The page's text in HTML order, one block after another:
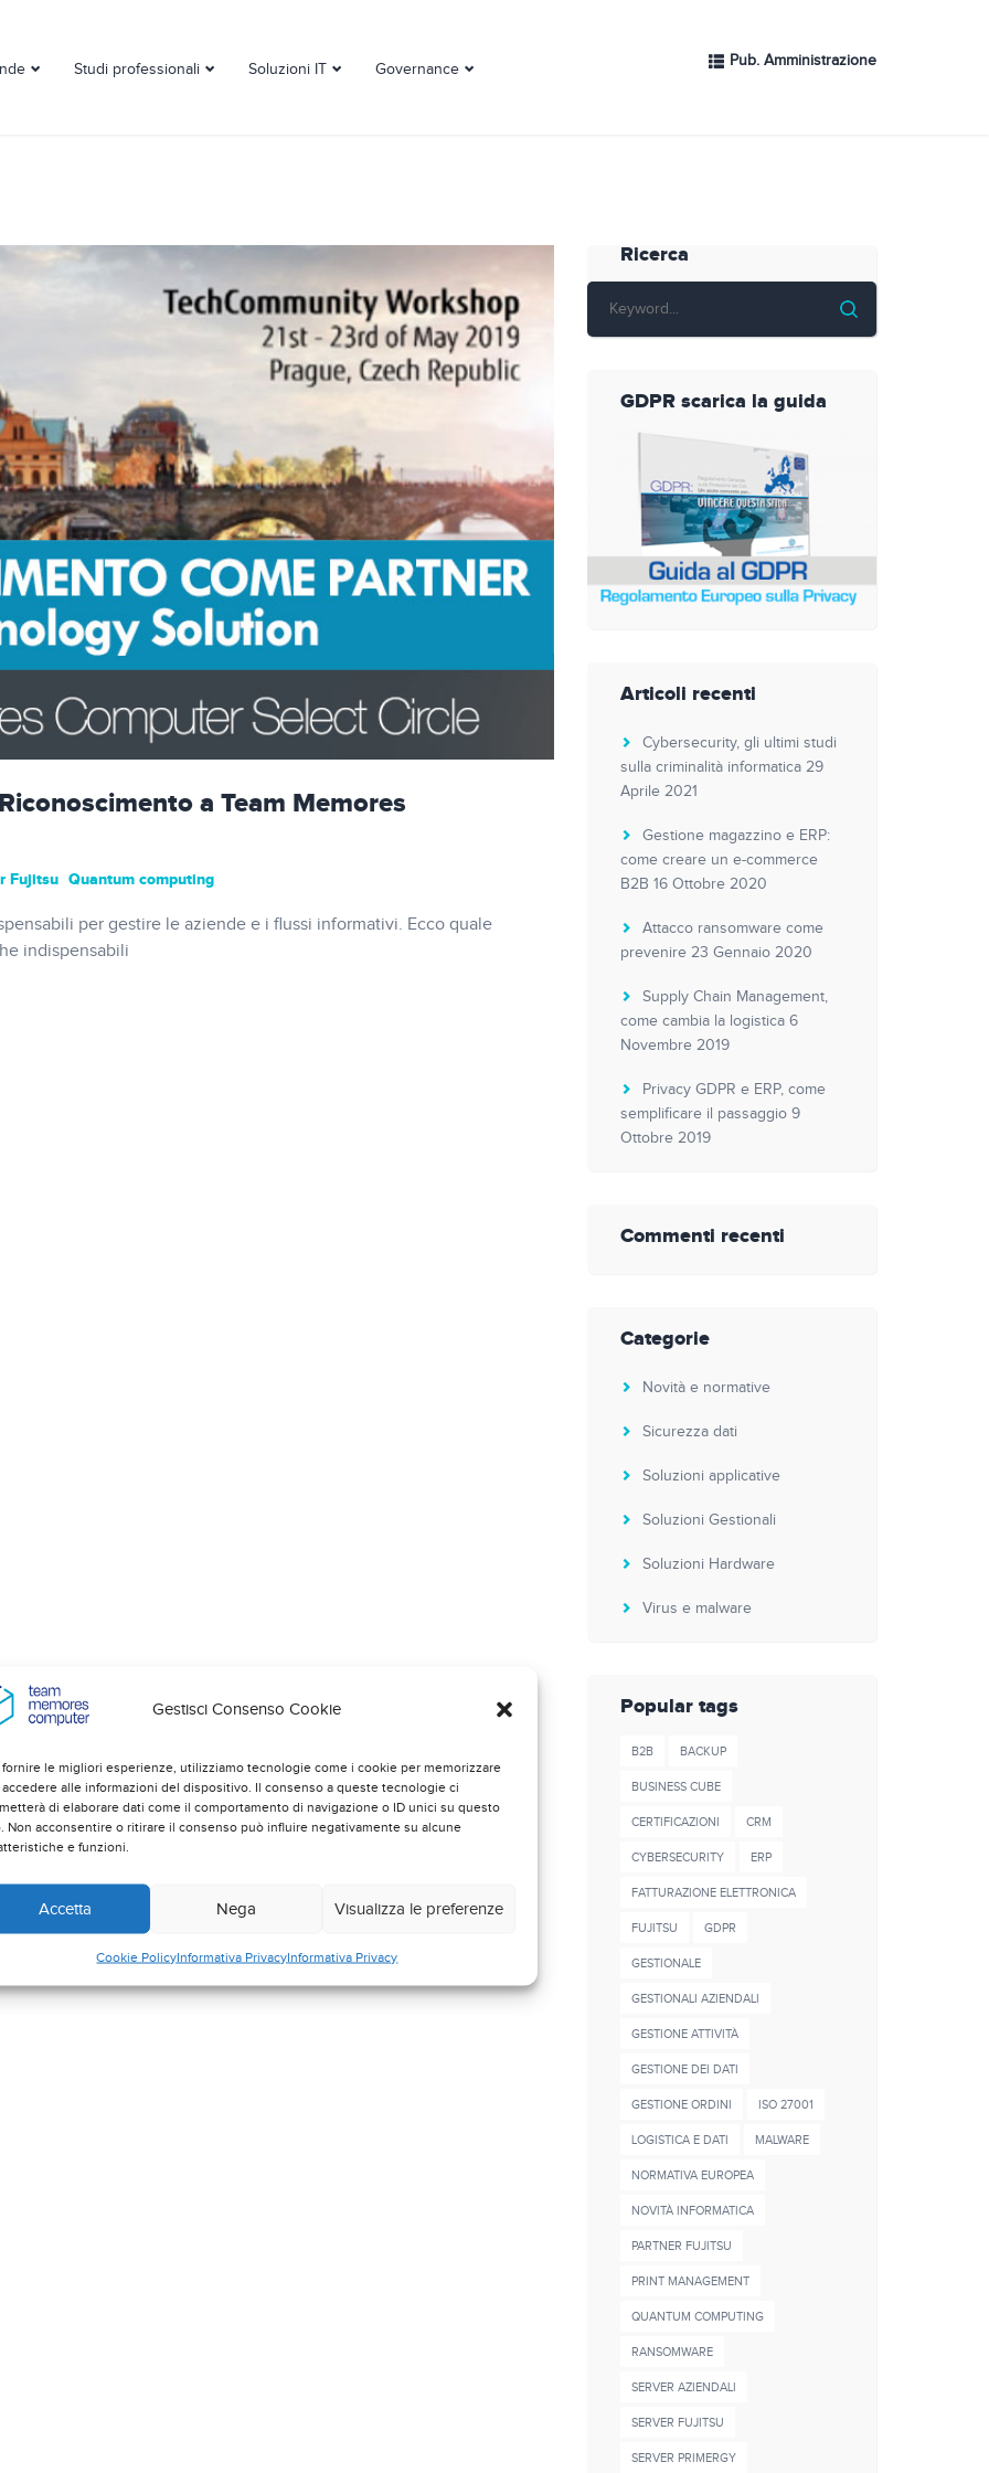
Gestisci Consenso Cookie
fornire le migliori esperienze, utilizziamo tecnologie come i cookie per memorizzare
alle informazioni del dispositivo. Il consenso a queste tecnologie ci
di elaborare dati come il comportamento di navigazione o ID unici su questo
Non acconsentire o ritirare il consenso può influire negativamente su alcune
e funzioni.
Accetta Nega Visualizza le preferenze
Cookie PolicyInformativa PrivacyInformativa Privacy
Studi professionali Soluzioni IT Governance Pub. Amministrazione
a Team Memores
Fujitsu Quantum computing
per gestire le aziende e i flussi informativi. Ecco quale
indispensabili
Ricerca
GDPR scarica la guida
Articoli recenti
Cybersecurity, gli ultimi studi
sulla criminalità informatica 29
Aprile 2021
Gestione magazzino e ERP:
come creare un e-commerce
B2B 16 Ottobre 2020
Attacco ransomware come
prevenire 23 Gennaio 2020
Supply Chain Management,
come cambia la logistica 6
Novembre 2019
Privacy GDPR e ERP, come
semplificare il passaggio 9
Ottobre 2019
Commenti recenti
Categorie
Novità e normative
Sicurezza dati
Soluzioni applicative
Soluzioni Gestionali
Soluzioni Hardware
Virus e malware
Popular tags
B2B BACKUP
BUSINESS CUBE
CERTIFICAZIONI CRM
CYBERSECURITY ERP
FATTURAZIONE ELETTRONICA
FUJITSU GDPR
GESTIONALE
GESTIONALI AZIENDALI
GESTIONE ATTIVITÀ
GESTIONE DEI DATI
GESTIONE ORDINI ISO 27001
LOGISTICA E DATI MALWARE
NORMATIVA EUROPEA
NOVITÀ INFORMATICA
PARTNER FUJITSU
PRINT MANAGEMENT
QUANTUM COMPUTING
RANSOMWARE
SERVER AZIENDALI
SERVER FUJITSU
SERVER PRIMERGY